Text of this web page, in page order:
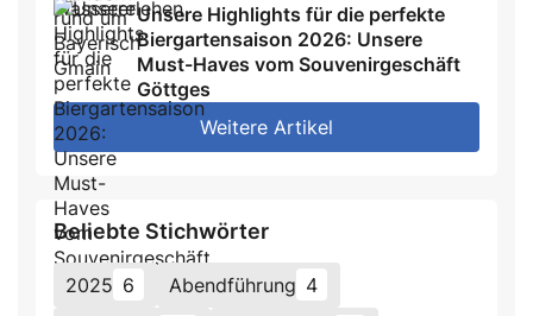
Unsere Highlights für die perfekte
Biergartensaison 2026: Unsere
Must-Haves vom Souvenirgeschäft
Göttges
Weitere Artikel
Beliebte Stichwörter
2025 6 Abendführung 4